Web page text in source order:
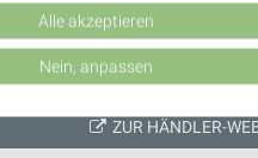
Aktuell keine Prospekte
ZUR HÄNDLER-
Werbeanzeigen
Alle akzeptieren
Nein, anpassen